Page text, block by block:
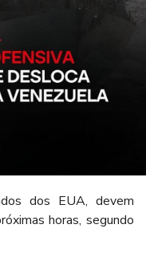
dos EUA, devem
horas, segundo